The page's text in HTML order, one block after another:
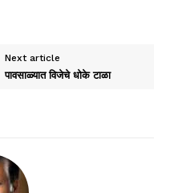
Next article
पावसाळ्यात विजेचे धोके टाळा